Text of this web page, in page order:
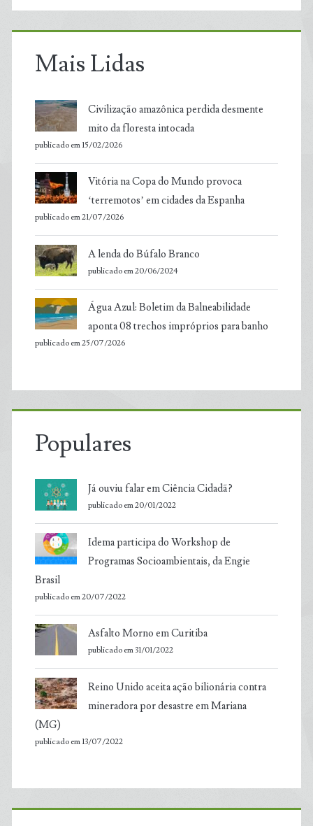
Mais Lidas
Civilização amazônica perdida desmente
mito da floresta intocada
publicado em 15/02/2026
Vitória na Copa do Mundo provoca
‘terremotos’ em cidades da Espanha
publicado em 21/07/2026
A lenda do Búfalo Branco
publicado em 20/06/2024
Água Azul: Boletim da Balneabilidade
aponta 08 trechos impróprios para banho
publicado em 25/07/2026
Populares
Já ouviu falar em Ciência Cidadã?
publicado em 20/01/2022
Idema participa do Workshop de
Programas Socioambientais, da Engie
Brasil
publicado em 20/07/2022
Asfalto Morno em Curitiba
publicado em 31/01/2022
Reino Unido aceita ação bilionária contra
mineradora por desastre em Mariana
(MG)
publicado em 13/07/2022